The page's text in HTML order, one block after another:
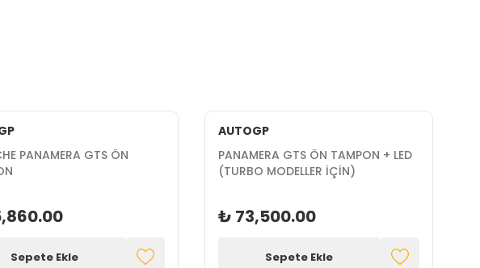
PANAMERA GTS ÖN
Sepete Ekle
AUTOGP
PANAMERA GTS ÖN TAMPON + LED
(TURBO MODELLER İÇİN)
₺ 73,500.00
Sepete Ekle